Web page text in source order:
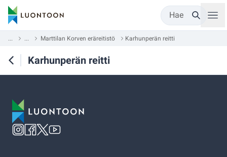
Hae
... ... Marttilan Korven eräreitistö Karhunperän reitti
Karhunperän reitti